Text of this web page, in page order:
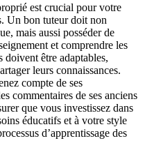
est crucial pour votre
Un bon tuteur doit non
mais aussi posséder de
et comprendre les
doivent être adaptables,
leurs connaissances.
compte de ses
commentaires de ses anciens
que vous investissez dans
éducatifs et à votre style
d’apprentissage des